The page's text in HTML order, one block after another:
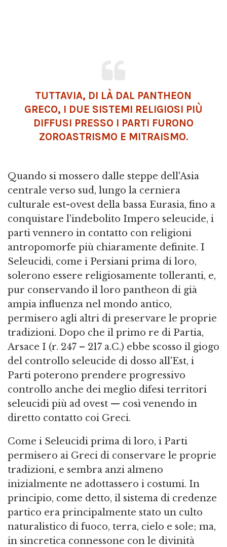
TUTTAVIA, DI LÀ DAL PANTHEON
GRECO, I DUE SISTEMI RELIGIOSI PIÙ
DIFFUSI PRESSO I PARTI FURONO
ZOROASTRISMO E MITRAISMO.
Quando si mossero dalle steppe dell'Asia
centrale verso sud, lungo la cerniera
culturale est-ovest della bassa Eurasia, fino a
conquistare l'indebolito Impero seleucide, i
parti vennero in contatto con religioni
antropomorfe più chiaramente definite. I
Seleucidi, come i Persiani prima di loro,
solerono essere religiosamente tolleranti, e,
pur conservando il loro pantheon di già
ampia influenza nel mondo antico,
permisero agli altri di preservare le proprie
tradizioni. Dopo che il primo re di Partia,
Arsace I (r. 247 – 217 a.C.) ebbe scosso il giogo
del controllo seleucide di dosso all'Est, i
Parti poterono prendere progressivo
controllo anche dei meglio difesi territori
seleucidi più ad ovest — così venendo in
diretto contatto coi Greci.
Come i Seleucidi prima di loro, i Parti
permisero ai Greci di conservare le proprie
tradizioni, e sembra anzi almeno
inizialmente ne adottassero i costumi. In
principio, come detto, il sistema di credenze
partico era principalmente stato un culto
naturalistico di fuoco, terra, cielo e sole; ma,
in sincretica connessone con le divinità